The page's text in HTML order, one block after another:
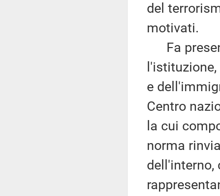
del
motivati.
Fa
e
Centro
la cui
norma
dell'interno,